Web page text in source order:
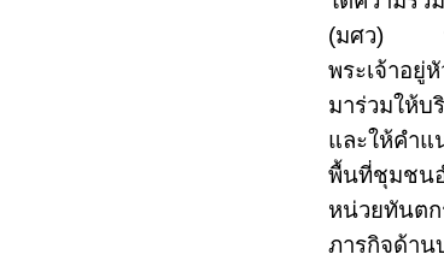
(มศว) ที่ไ
พระเจ้าอยู่
มาร่วมให้
และให้คำแ
พื้นที่ชุมชนอ
หน่วยทันต
ภารกิจด้า